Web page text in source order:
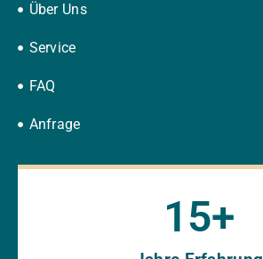
Über Uns
Service
FAQ
Anfrage
15+